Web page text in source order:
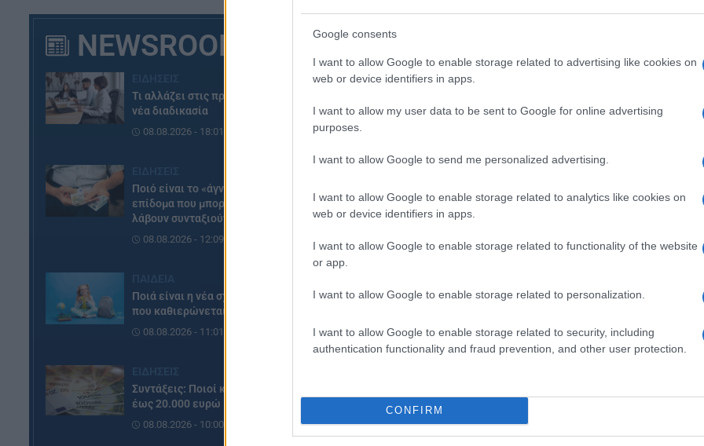
Google consents
I want to allow Google to enable storage related to advertising like cookies on
web or device identifiers in apps.
I want to allow my user data to be sent to Google for online advertising
purposes.
I want to allow Google to send me personalized advertising.
I want to allow Google to enable storage related to analytics like cookies on
web or device identifiers in apps.
I want to allow Google to enable storage related to functionality of the website
or app.
I want to allow Google to enable storage related to personalization.
I want to allow Google to enable storage related to security, including
authentication functionality and fraud prevention, and other user protection.
CONFIRM
NEWSROOM
Τι αλλάζει στις προσλήψεις: Η
νέα διαδικασία
08.08.2026 - 18:01
Ποιό είναι το «άγνωστο»
επίδομα που μπορούν να
λάβουν συνταξιούχοι
08.08.2026 - 12:09
Ποιά είναι η νέα σχολική αργία
που καθιερώνεται
08.08.2026 - 11:01
Συντάξεις: Ποιοί κερδίζουν
έως 20.000 ευρώ
08.08.2026 - 10:00
ΑΠΙΣΤΕΥΤΗ
Απέκλεισαν
Οκτωβρίου
Σε δημοτικό
χρόνο η κλήρωση
28η
Ποιές μέρες
Τη Δευτέρα (27/
Οκτωβρίου στα
εκτός του Δήμου